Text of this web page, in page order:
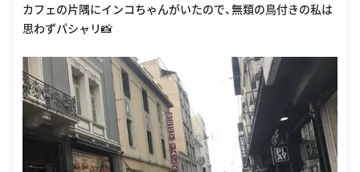
カフェの片隅にインコちゃんがいたので、無類の鳥付きの私は
思わずパシャリ📸